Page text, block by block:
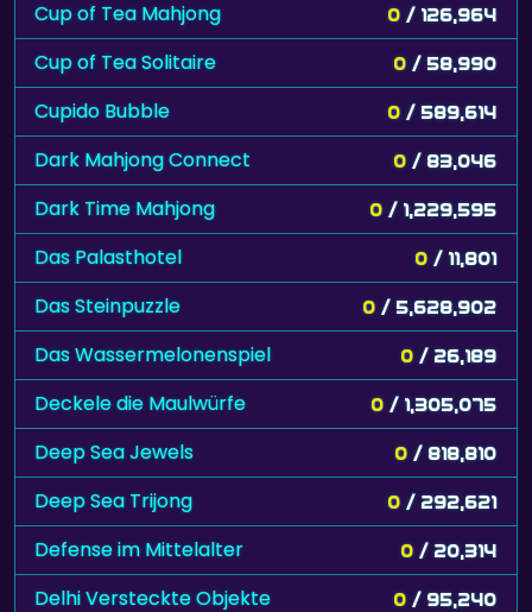
Cup of Tea Mahjong 0 / 126,964
Cup of Tea Solitaire 0 / 58,990
Cupido Bubble 0 / 589,614
Dark Mahjong Connect 0 / 83,046
Dark Time Mahjong 0 / 1,229,595
Das Palasthotel 0 / 11,801
Das Steinpuzzle 0 / 5,628,902
Das Wassermelonenspiel 0 / 26,189
Deckele die Maulwürfe 0 / 1,305,075
Deep Sea Jewels 0 / 818,810
Deep Sea Trijong 0 / 292,621
Defense im Mittelalter 0 / 20,314
Delhi Versteckte Objekte 0 / 95,240